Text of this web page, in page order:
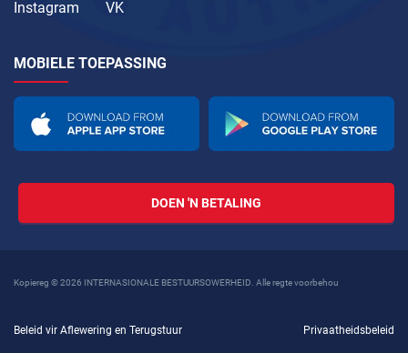
Instagram
VK
MOBIELE TOEPASSING
DOEN 'N BETALING
Kopiereg © 2026 INTERNASIONALE BESTUURSOWERHEID. Alle regte voorbehou
Beleid vir Aflewering en Terugstuur Privaatheidsbeleid